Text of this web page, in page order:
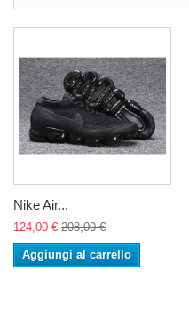
Nike Air...
124,00 € 208,00 €
Aggiungi al carrello